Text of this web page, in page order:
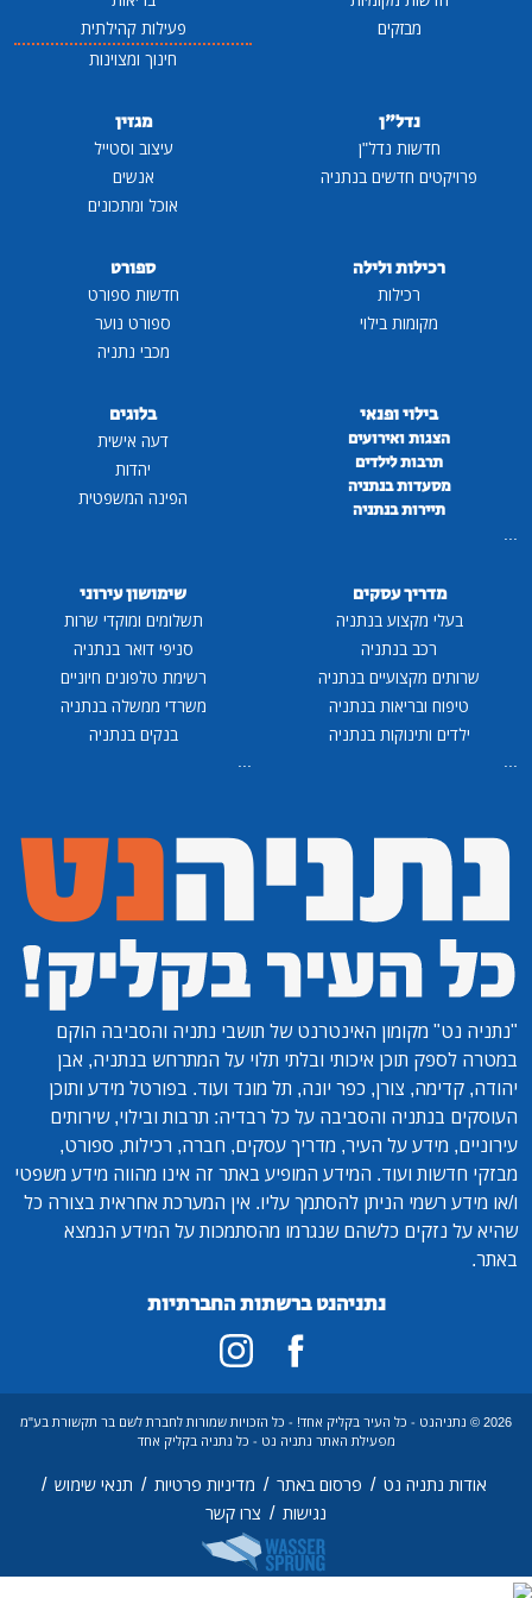
מבזקים
פעילות קהילתית
חינוך ומצוינות
נדל"ן
חדשות נדל"ן
פרויקטים חדשים בנתניה
מגזין
עיצוב וסטייל
אנשים
אוכל ומתכונים
רכילות ולילה
רכילות
מקומות בילוי
ספורט
חדשות ספורט
ספורט נוער
מכבי נתניה
בילוי ופנאי
הצגות ואירועים
תרבות לילדים
מסעדות בנתניה
תיירות בנתניה
בלוגים
דעה אישית
יהדות
הפינה המשפטית
מדריך עסקים
בעלי מקצוע בנתניה
רכב בנתניה
שרותים מקצועיים בנתניה
טיפוח ובריאות בנתניה
ילדים ותינוקות בנתניה
שימושון עירוני
תשלומים ומוקדי שרות
סניפי דואר בנתניה
רשימת טלפונים חיוניים
משרדי ממשלה בנתניה
בנקים בנתניה
"נתניה נט" מקומון האינטרנט של תושבי נתניה והסביבה הוקם
במטרה לספק תוכן איכותי ובלתי תלוי על המתרחש בנתניה, אבן
יהודה, קדימה, צורן, כפר יונה, תל מונד ועוד. בפורטל מידע ותוכן
העוסקים בנתניה והסביבה על כל רבדיה: תרבות ובילוי, שירותים
עירוניים, מידע על העיר, מדריך עסקים, חברה, רכילות, ספורט,
מבזקי חדשות ועוד. המידע המופיע באתר זה אינו מהווה מידע משפטי
ו/או מידע רשמי הניתן להסתמך עליו. אין המערכת אחראית בצורה כל
שהיא על נזקים כלשהם שנגרמו מהסתמכות על המידע הנמצא
באתר.
נתניהנט ברשתות החברתיות
2026 © נתניהנט - כל העיר בקליק אחד! - כל הזכויות שמורות לחברת לשם בר תקשורת בע"מ
מפעילת האתר נתניה נט - כל נתניה בקליק אחד
אודות נתניה נט / פרסום באתר / מדיניות פרטיות / תנאי שימוש /
נגישות / צרו קשר